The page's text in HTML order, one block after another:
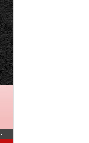
•